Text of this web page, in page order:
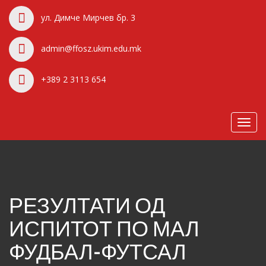
ул. Димче Мирчев бр. 3
admin@ffosz.ukim.edu.mk
+389 2 3113 654
РЕЗУЛТАТИ ОД
ИСПИТОТ ПО МАЛ
ФУДБАЛ-ФУТСАЛ